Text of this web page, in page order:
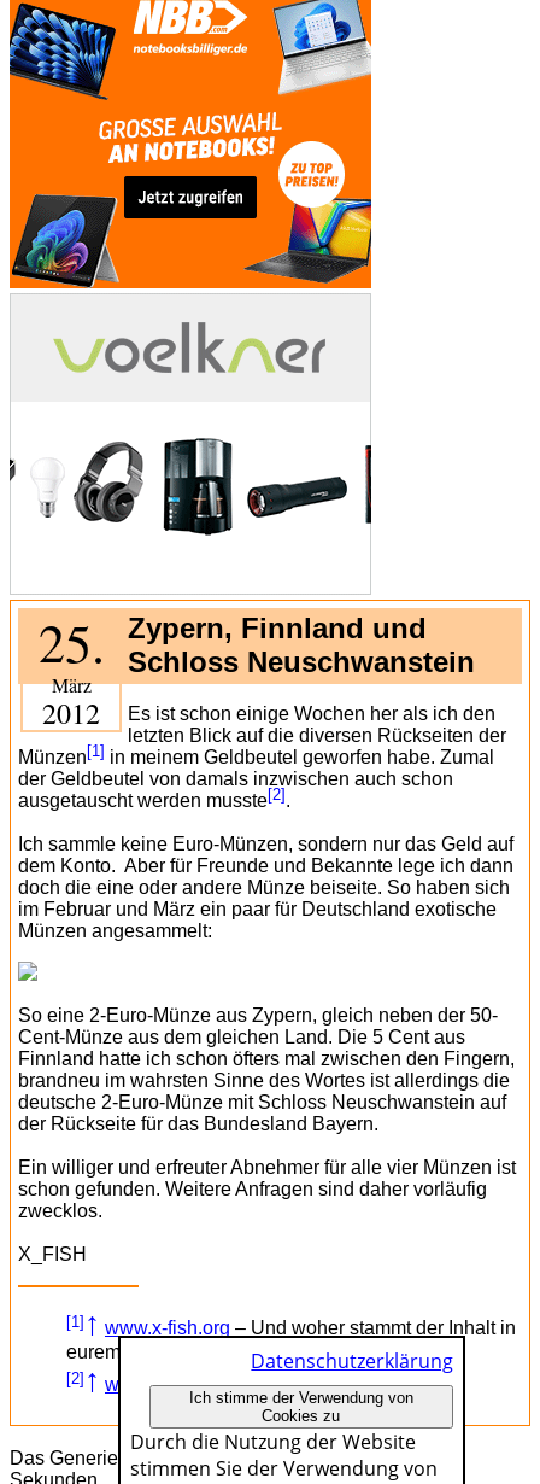
25.
März
2012
Zypern, Finnland und
Schloss Neuschwanstein
Es ist schon einige Wochen her als ich den
letzten Blick auf die diversen Rückseiten der
Münzen [1] in meinem Geldbeutel geworfen habe. Zumal
der Geldbeutel von damals inzwischen auch schon
ausgetauscht werden musste[2] .
Ich sammle keine Euro-Münzen, sondern nur das Geld auf
dem Konto. Aber für Freunde und Bekannte lege ich dann
doch die eine oder andere Münze beiseite. So haben sich
im Februar und März ein paar für Deutschland exotische
Münzen angesammelt:
So eine 2-Euro-Münze aus Zypern, gleich neben der 50-
Cent-Münze aus dem gleichen Land. Die 5 Cent aus
Finnland hatte ich schon öfters mal zwischen den Fingern,
brandneu im wahrsten Sinne des Wortes ist allerdings die
deutsche 2-Euro-Münze mit Schloss Neuschwanstein auf
der Rückseite für das Bundesland Bayern.
Ein williger und erfreuter Abnehmer für alle vier Münzen ist
schon gefunden. Weitere Anfragen sind daher vorläufig
zwecklos.
X_FISH
[1] ↑ www.x-fish.org – Und woher stammt der Inhalt in
eurem Geldbeutel?
[2] ↑ www.x-fish.org– 8 Jahre sind genug?
Das Generieren dieser Seite dauerte genau 0.00919
Datenschutzerklärung
Ich stimme der Verwendung von
Cookies zu
Durch die Nutzung der Website
stimmen Sie der Verwendung von